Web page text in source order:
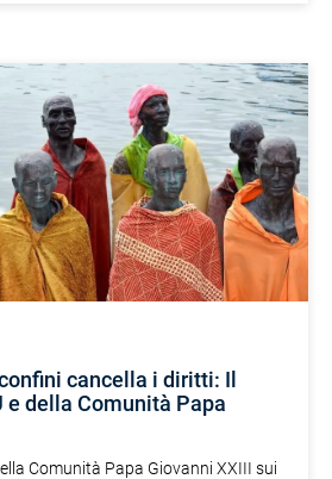
cancella i diritti: Il
e della Comunità Papa
Comunità Papa Giovanni XXIII sui